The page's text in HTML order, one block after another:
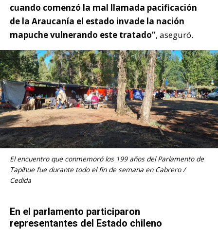
cuando comenzó la mal llamada pacificación
de la Araucanía el estado invade la nación
mapuche vulnerando este tratado”, aseguró.
El encuentro que conmemoró los 199 años del Parlamento de
Tapihue fue durante todo el fin de semana en Cabrero /
Cedida
En el parlamento participaron
representantes del Estado chileno